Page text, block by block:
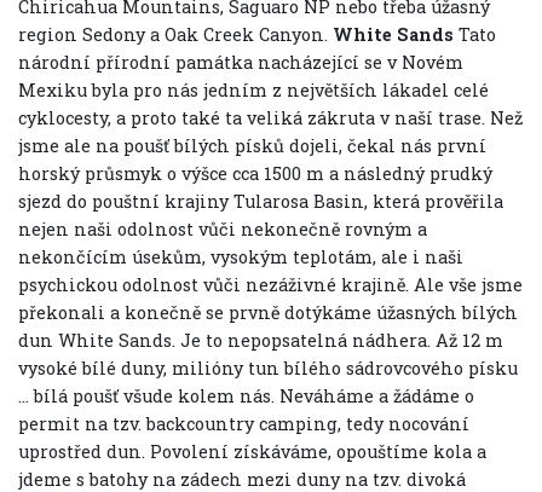
Chiricahua Mountains, Saguaro NP nebo třeba úžasný
region Sedony a Oak Creek Canyon. White Sands Tato
národní přírodní památka nacházející se v Novém
Mexiku byla pro nás jedním z největších lákadel celé
cyklocesty, a proto také ta veliká zákruta v naší trase. Než
jsme ale na poušť bílých písků dojeli, čekal nás první
horský průsmyk o výšce cca 1500 m a následný prudký
sjezd do pouštní krajiny Tularosa Basin, která prověřila
nejen naši odolnost vůči nekonečně rovným a
nekončícím úsekům, vysokým teplotám, ale i naši
psychickou odolnost vůči nezáživné krajině. Ale vše jsme
překonali a konečně se prvně dotýkáme úžasných bílých
dun White Sands. Je to nepopsatelná nádhera. Až 12 m
vysoké bílé duny, milióny tun bílého sádrovcového písku
… bílá poušť všude kolem nás. Neváháme a žádáme o
permit na tzv. backcountry camping, tedy nocování
uprostřed dun. Povolení získáváme, opouštíme kola a
jdeme s batohy na zádech mezi duny na tzv. divoká